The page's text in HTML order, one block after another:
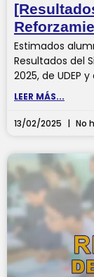
Estimados
Resultados del
2025, de UDEP
LEER MÁS...
13/02/2025 No